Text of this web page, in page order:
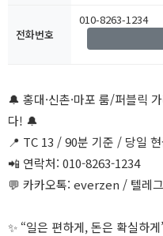
전화번호
010-8263-1234
🔔 홍대·신촌·마포 룸/퍼블릭
다! 🔔
📍 TC 13 / 90분 기준 / 당일
📲 연락처: 010-8263-1234
💬 카카오톡: everzen / 텔레
✨ “일은 편하게, 돈은 확실하게